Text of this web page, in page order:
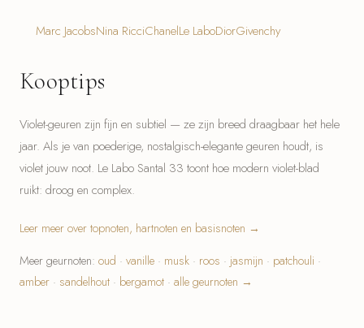
Marc JacobsNina RicciChanelLe LaboDiorGivenchy
Kooptips
Violet-geuren zijn fijn en subtiel — ze zijn breed draagbaar het hele
jaar. Als je van poederige, nostalgisch-elegante geuren houdt, is
violet jouw noot. Le Labo Santal 33 toont hoe modern violet-blad
ruikt: droog en complex.
Leer meer over topnoten, hartnoten en basisnoten →
Meer geurnoten: oud · vanille · musk · roos · jasmijn · patchouli ·
amber · sandelhout · bergamot · alle geurnoten →